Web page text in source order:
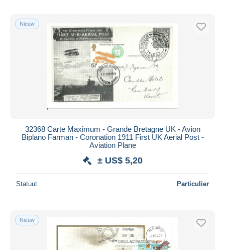
Nieuw
32368 Carte Maximum - Grande Bretagne UK - Avion
Biplano Farman - Coronation 1911 First UK Aerial Post -
Aviation Plane
± US$ 5,20
Statuut Particulier
Nieuw